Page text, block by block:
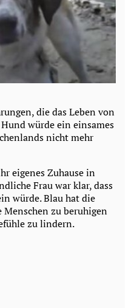
die das Leben von
würde ein einsames
nicht mehr
eigenes Zuhause in
Frau war klar, dass
würde. Blau hat die
zu beruhigen
zu lindern.